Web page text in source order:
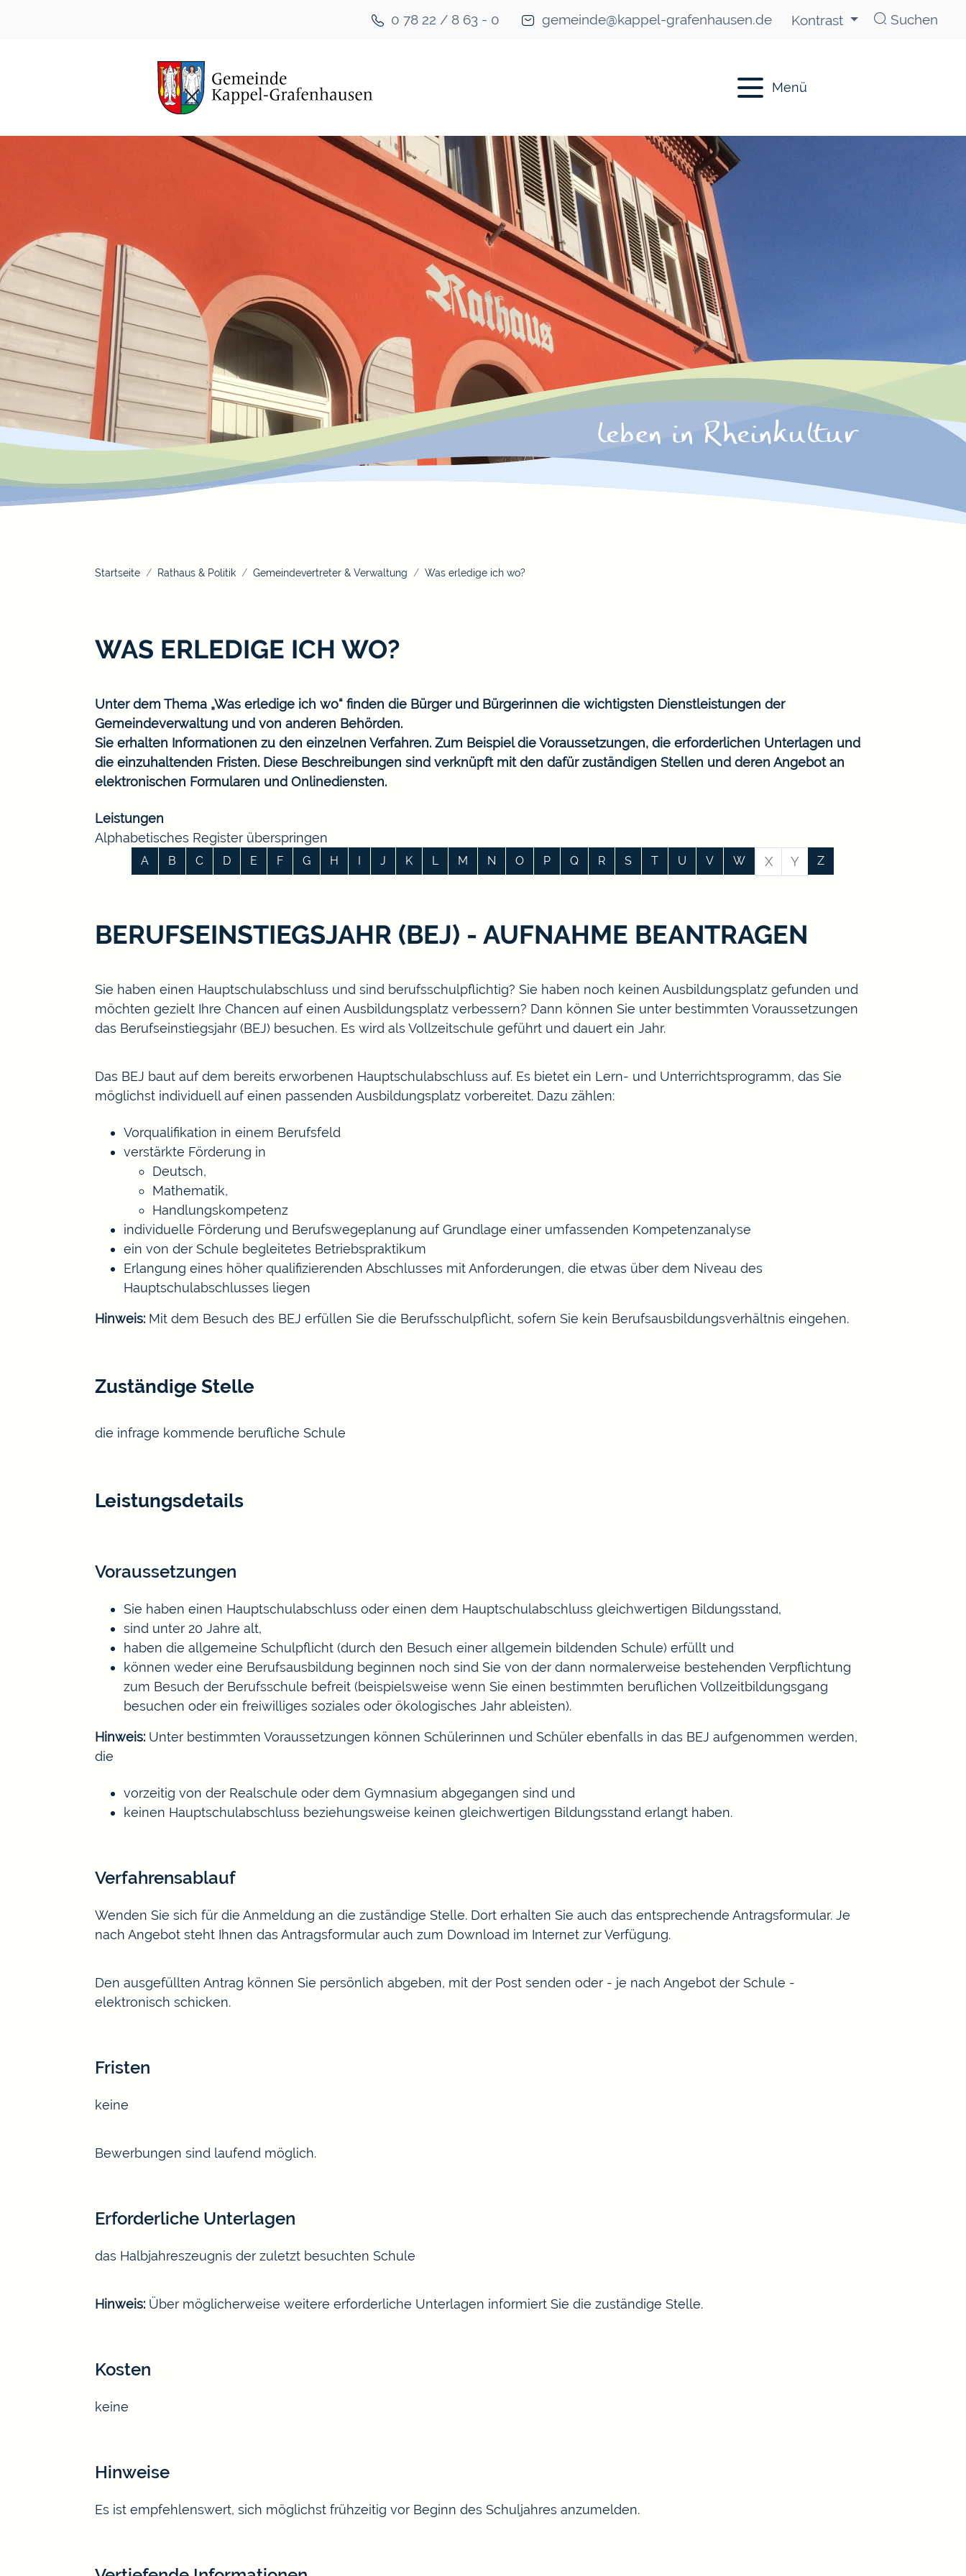
0 78 22 / 8 63 - 0 gemeinde@kappel-grafenhausen.de Kontrast Suchen
Menü
Startseite Rathaus & Politik Gemeindevertreter & Verwaltung Was erledige ich wo?
WAS ERLEDIGE ICH WO?
Unter dem Thema „Was erledige ich wo“ finden die Bürger und Bürgerinnen die wichtigsten Dienstleistungen der
Gemeindeverwaltung und von anderen Behörden.
Sie erhalten Informationen zu den einzelnen Verfahren. Zum Beispiel die Voraussetzungen, die erforderlichen Unterlagen und
die einzuhaltenden Fristen. Diese Beschreibungen sind verknüpft mit den dafür zuständigen Stellen und deren Angebot an
elektronischen Formularen und Onlinediensten.
Leistungen
Alphabetisches Register überspringen
A B C D E F G H I J K L M N O P Q R S T U V W X Y Z
BERUFSEINSTIEGSJAHR (BEJ) - AUFNAHME BEANTRAGEN
Sie haben einen Hauptschulabschluss und sind berufsschulpflichtig? Sie haben noch keinen Ausbildungsplatz gefunden und
möchten gezielt Ihre Chancen auf einen Ausbildungsplatz verbessern? Dann können Sie unter bestimmten Voraussetzungen
das Berufseinstiegsjahr (BEJ) besuchen. Es wird als Vollzeitschule geführt und dauert ein Jahr.
Das BEJ baut auf dem bereits erworbenen Hauptschulabschluss auf. Es bietet ein Lern- und Unterrichtsprogramm, das Sie
möglichst individuell auf einen passenden Ausbildungsplatz vorbereitet. Dazu zählen:
Vorqualifikation in einem Berufsfeld
verstärkte Förderung in
Deutsch,
Mathematik,
Handlungskompetenz
individuelle Förderung und Berufswegeplanung auf Grundlage einer umfassenden Kompetenzanalyse
ein von der Schule begleitetes Betriebspraktikum
Erlangung eines höher qualifizierenden Abschlusses mit Anforderungen, die etwas über dem Niveau des
Hauptschulabschlusses liegen
Hinweis: Mit dem Besuch des BEJ erfüllen Sie die Berufsschulpflicht, sofern Sie kein Berufsausbildungsverhältnis eingehen.
Zuständige Stelle
die infrage kommende berufliche Schule
Leistungsdetails
Voraussetzungen
Sie haben einen Hauptschulabschluss oder einen dem Hauptschulabschluss gleichwertigen Bildungsstand,
sind unter 20 Jahre alt,
haben die allgemeine Schulpflicht (durch den Besuch einer allgemein bildenden Schule) erfüllt und
können weder eine Berufsausbildung beginnen noch sind Sie von der dann normalerweise bestehenden Verpflichtung
zum Besuch der Berufsschule befreit (beispielsweise wenn Sie einen bestimmten beruflichen Vollzeitbildungsgang
besuchen oder ein freiwilliges soziales oder ökologisches Jahr ableisten).
Hinweis: Unter bestimmten Voraussetzungen können Schülerinnen und Schüler ebenfalls in das BEJ aufgenommen werden,
die
vorzeitig von der Realschule oder dem Gymnasium abgegangen sind und
keinen Hauptschulabschluss beziehungsweise keinen gleichwertigen Bildungsstand erlangt haben.
Verfahrensablauf
Wenden Sie sich für die Anmeldung an die zuständige Stelle. Dort erhalten Sie auch das entsprechende Antragsformular. Je
nach Angebot steht Ihnen das Antragsformular auch zum Download im Internet zur Verfügung.
Den ausgefüllten Antrag können Sie persönlich abgeben, mit der Post senden oder - je nach Angebot der Schule -
elektronisch schicken.
Fristen
keine
Bewerbungen sind laufend möglich.
Erforderliche Unterlagen
das Halbjahreszeugnis der zuletzt besuchten Schule
Hinweis: Über möglicherweise weitere erforderliche Unterlagen informiert Sie die zuständige Stelle.
Kosten
keine
Hinweise
Es ist empfehlenswert, sich möglichst frühzeitig vor Beginn des Schuljahres anzumelden.